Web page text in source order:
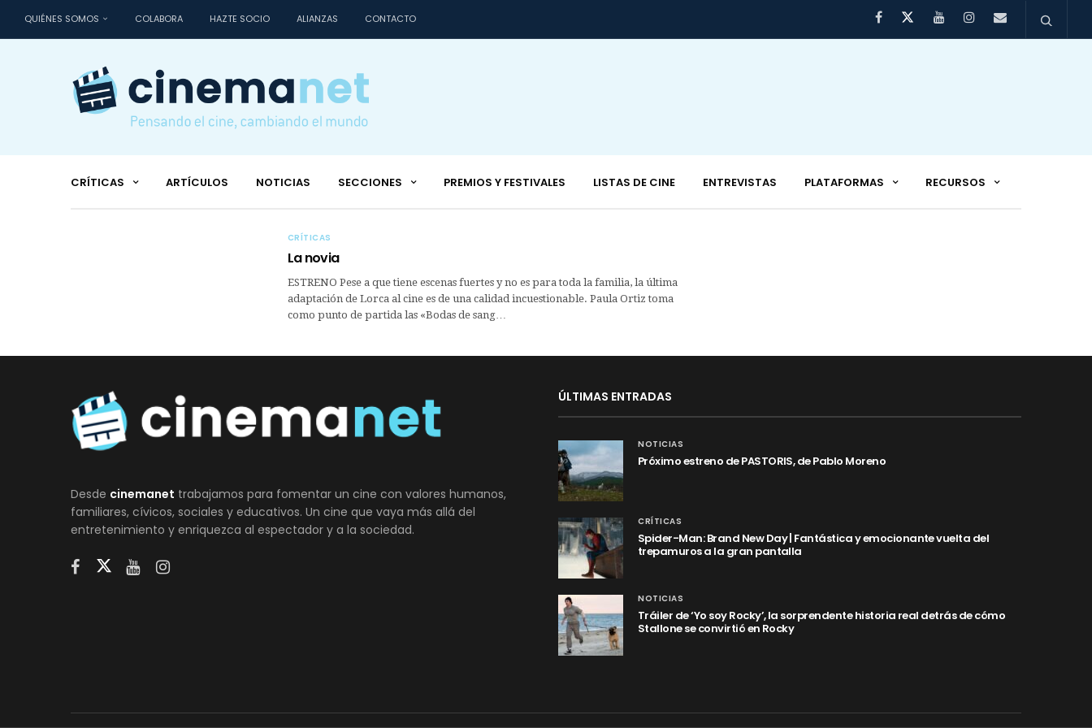
QUIÉNES SOMOS COLABORA HAZTE SOCIO ALIANZAS CONTACTO
CRÍTICAS ARTÍCULOS NOTICIAS SECCIONES PREMIOS Y FESTIVALES LISTAS DE CINE ENTREVISTAS PLATAFORMAS RECURSOS
CRÍTICAS
La novia
ESTRENO Pese a que tiene escenas fuertes y no es para toda la familia, la última
adaptación de Lorca al cine es de una calidad incuestionable. Paula Ortiz toma
como punto de partida las «Bodas de sang…
Desde cinemanet trabajamos para fomentar un cine con valores humanos,
familiares, cívicos, sociales y educativos. Un cine que vaya más allá del
entretenimiento y enriquezca al espectador y a la sociedad.
ÚLTIMAS ENTRADAS
NOTICIAS
Próximo estreno de PASTORIS, de Pablo Moreno
CRÍTICAS
Spider-Man: Brand New Day | Fantástica y emocionante vuelta del
trepamuros a la gran pantalla
NOTICIAS
Tráiler de ‘Yo soy Rocky’, la sorprendente historia real detrás de cómo
Stallone se convirtió en Rocky